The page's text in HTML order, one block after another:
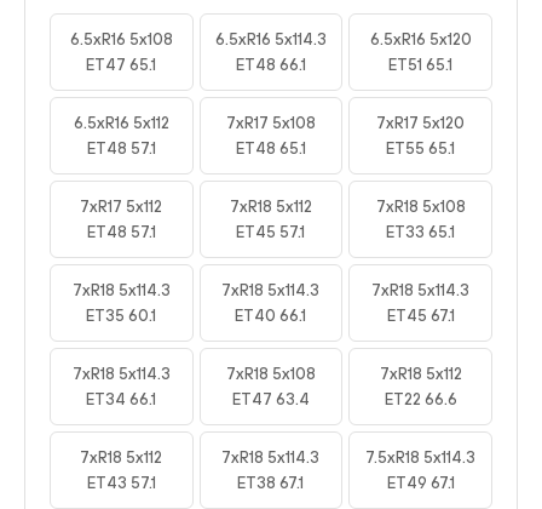
6.5xR16 5x108
ET47 65.1
6.5xR16 5x114.3
ET48 66.1
6.5xR16 5x120
ET51 65.1
6.5xR16 5x112
ET48 57.1
7xR17 5x108
ET48 65.1
7xR17 5x120
ET55 65.1
7xR17 5x112
ET48 57.1
7xR18 5x112
ET45 57.1
7xR18 5x108
ET33 65.1
7xR18 5x114.3
ET35 60.1
7xR18 5x114.3
ET40 66.1
7xR18 5x114.3
ET45 67.1
7xR18 5x114.3
ET34 66.1
7xR18 5x108
ET47 63.4
7xR18 5x112
ET22 66.6
7xR18 5x112
ET43 57.1
7xR18 5x114.3
ET38 67.1
7.5xR18 5x114.3
ET49 67.1